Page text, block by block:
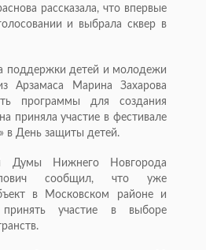
рассказала, что впервые
и выбрала сквер в
поддержки детей и молодежи
Марина Захарова
программы для создания
приняла участие в фестивале
в День защиты детей.
Думы Нижнего Новгорода
сообщил, что уже
в Московском районе и
участие в выборе